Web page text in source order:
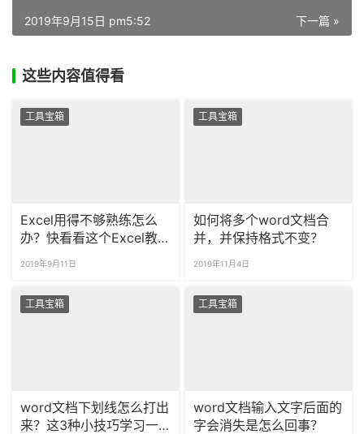
下一篇 »
2019年9月15日 pm5:52
这些内容值得看
工具宝箱
Excel用得不够熟练怎么
办？快看看这个Excel教
2019年9月11日
工具宝箱
如何将多个word文档合
并，并保持格式不变？
2019年11月4日
工具宝箱
word文档下划线怎么打出
来？这3种小技巧学习一
工具宝箱
word文档输入文字后面的
字会消失是怎么回事？